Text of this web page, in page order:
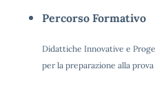
Percorso Formativo
Didattiche Innovative e
per la preparazione alla